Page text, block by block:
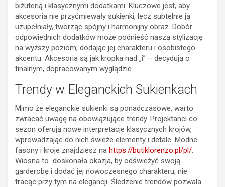
biżuterią i klasycznymi dodatkami. Kluczowe jest, aby
akcesoria nie przyćmiewały sukienki, lecz subtelnie ją
uzupełniały, tworząc spójny i harmonijny obraz. Dobór
odpowiednich dodatków może podnieść naszą stylizację
na wyższy poziom, dodając jej charakteru i osobistego
akcentu. Akcesoria są jak kropka nad „i” – decydują o
finalnym, dopracowanym wyglądzie.
Trendy w Eleganckich Sukienkach
Mimo że eleganckie sukienki są ponadczasowe, warto
zwracać uwagę na obowiązujące trendy. Projektanci co
sezon oferują nowe interpretacje klasycznych krojów,
wprowadzając do nich świeże elementy i detale. Modne
fasony i kroje znajdziesz na https://butiklorenzo.pl/pl/.
Wiosna to doskonała okazja, by odświeżyć swoją
garderobę i dodać jej nowoczesnego charakteru, nie
tracąc przy tym na elegancji. Śledzenie trendów pozwala